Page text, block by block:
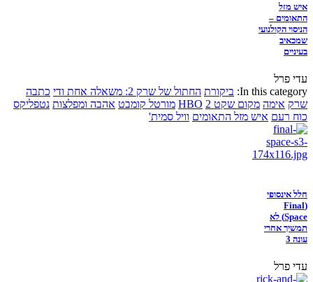
איש מזל
התאומים –
הניסוי הקולנועי
שמכאיב
בעיניים
עדי פרל
In this category: ביקורת החתול של שרק 2: משאלה אחת ודי
כתבה
שרק אימה מקום שקט 2 HBO מורטל קומבט אהבה ומפלצות נטפליקס
כוח רעם איש מזל התאומים וויל סמית'
חלל אינסופי
(Final
Space) לא
תמשיך אחרי
עונה 3
עדי פרל